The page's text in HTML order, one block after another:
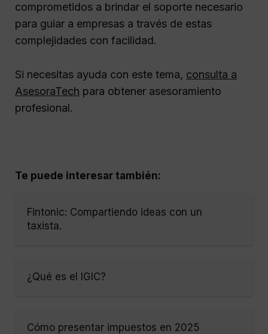
comprometidos a brindar el soporte necesario
para guiar a empresas a través de estas
complejidades con facilidad.
Si necesitas ayuda con este tema, consulta a
AsesoraTech para obtener asesoramiento
profesional.
Te puede interesar también:
Fintonic: Compartiendo ideas con un
taxista.
¿Qué es el IGIC?
Cómo presentar impuestos en 2025